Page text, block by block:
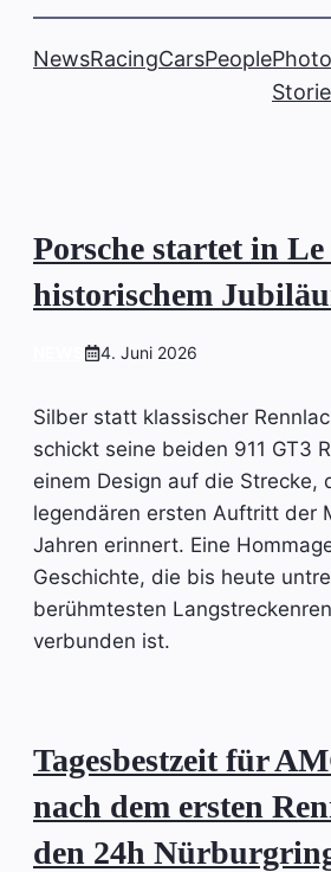
NewsRacingCarsPeoplePhoto
Porsche startet in
historischem
4. Juni 2026
Silber statt klassischer
schickt seine beiden 911 GT3
einem Design auf die Strecke,
legendären ersten Auftritt der
Jahren erinnert. Eine
Geschichte, die bis heute
berühmtesten
verbunden ist.
Tagesbestzeit für
nach dem ersten
den 24h